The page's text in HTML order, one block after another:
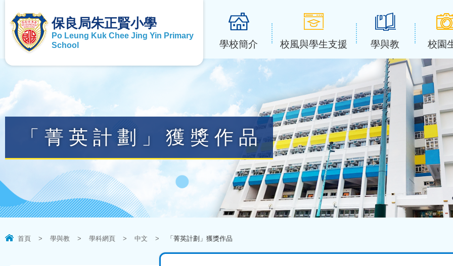
保良局朱正賢小學
Po Leung Kuk Chee Jing Yin Primary
School
學校簡介 校風與學生支援 學與教 校園
「菁英計劃」獲獎作品
首頁 > 學與教 > 學科網頁 > 中文 > 「菁英計劃」獲獎作品